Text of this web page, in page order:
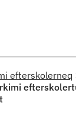
efterskolerneq